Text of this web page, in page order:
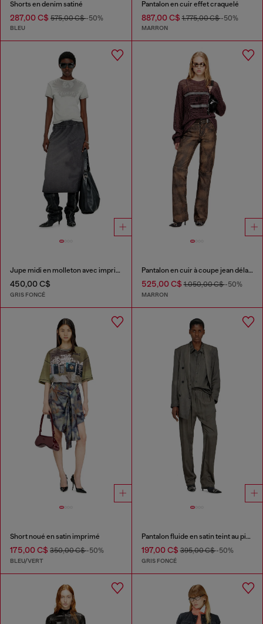
Shorts en denim satiné
287,00 C$ 575,00 C$-50%
BLEU
Pantalon en cuir effet craquelé
887,00 C$1.775,00 C$-50%
MARRON
Jupe midi en molleton avec imprimé dévoré
450,00 C$
GRIS FONCÉ
Pantalon en cuir à coupe jean délavé
525,00 C$1.050,00 C$-50%
MARRON
Short noué en satin imprimé
175,00 C$ 350,00 C$-50%
BLEU/VERT
Pantalon fluide en satin teint au pigment
197,00 C$395,00 C$-50%
GRIS FONCÉ